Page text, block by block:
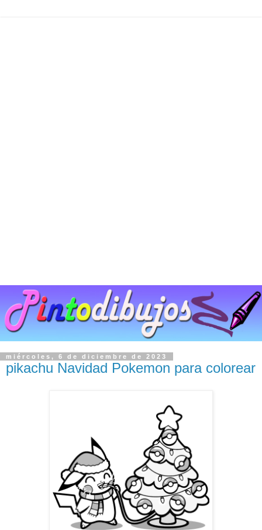
miércoles, 6 de diciembre de 2023
pikachu Navidad Pokemon para colorear